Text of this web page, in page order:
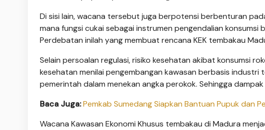
Di sisi lain, wacana tersebut juga berpotensi berbenturan
mana fungsi cukai sebagai instrumen pengendalian
Perdebatan inilah yang membuat rencana KEK tembakau
Selain persoalan regulasi, risiko kesehatan akibat konsumsi
kesehatan menilai pengembangan kawasan berbasis
pemerintah dalam menekan angka perokok. Sehingga
Baca Juga:Pemkab Sumedang Siapkan Bantuan Pupuk dan
Wacana Kawasan Ekonomi Khusus tembakau di Madura